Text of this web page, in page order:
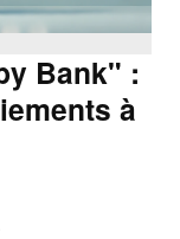
Bank" :
à